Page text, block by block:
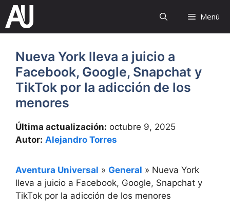
Saltar
contenido
Menú
Nueva York lleva a juicio a
Facebook, Google, Snapchat y
TikTok por la adicción de los
menores
Última actualización: octubre 9, 2025
Autor: Alejandro Torres
Aventura Universal » General » Nueva York
lleva a juicio a Facebook, Google, Snapchat y
TikTok por la adicción de los menores